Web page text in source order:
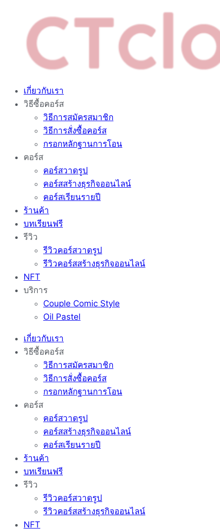
content
เกี่ยวกับเรา
วิธีซื้อคอร์ส
วิธีการสมัครสมาชิก
วิธีการสั่งซื้อคอร์ส
กรอกหลักฐานการโอน
คอร์ส
คอร์สวาดรูป
คอร์สสร้างธุรกิจออนไลน์
คอร์สเรียนรายปี
ร้านค้า
บทเรียนฟรี
รีวิว
รีวิวคอร์สวาดรูป
รีวิวคอร์สสร้างธุรกิจออนไลน์
NFT
บริการ
Couple Comic Style
Oil Pastel
เกี่ยวกับเรา
วิธีซื้อคอร์ส
วิธีการสมัครสมาชิก
วิธีการสั่งซื้อคอร์ส
กรอกหลักฐานการโอน
คอร์ส
คอร์สวาดรูป
คอร์สสร้างธุรกิจออนไลน์
คอร์สเรียนรายปี
ร้านค้า
บทเรียนฟรี
รีวิว
รีวิวคอร์สวาดรูป
รีวิวคอร์สสร้างธุรกิจออนไลน์
NFT